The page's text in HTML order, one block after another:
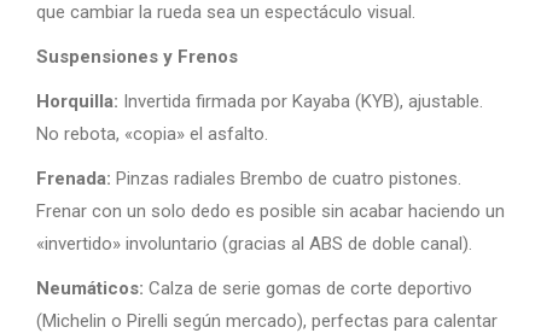
que cambiar la rueda sea un espectáculo visual.
Suspensiones y Frenos
Horquilla: Invertida firmada por Kayaba (KYB), ajustable.
No rebota, «copia» el asfalto.
Frenada: Pinzas radiales Brembo de cuatro pistones.
Frenar con un solo dedo es posible sin acabar haciendo un
«invertido» involuntario (gracias al ABS de doble canal).
Neumáticos: Calza de serie gomas de corte deportivo
(Michelin o Pirelli según mercado), perfectas para calentar